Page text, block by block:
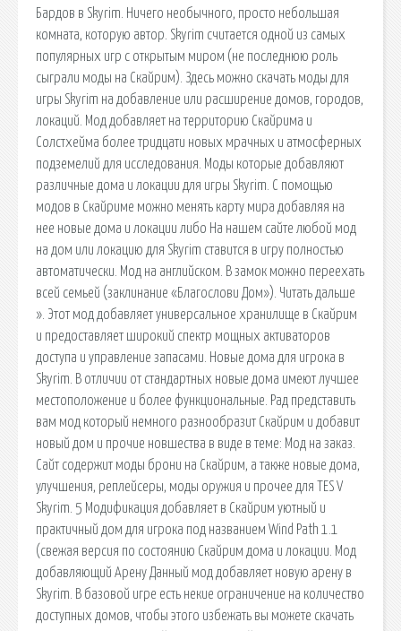
Бардов в Skyrim. Ничего необычного, просто небольшая
комната, которую автор. Skyrim считается одной из самых
популярных игр с открытым миром (не последнюю роль
сыграли моды на Скайрим). Здесь можно скачать моды для
игры Skyrim на добавление или расширение домов, городов,
локаций. Мод добавляет на территорию Скайрима и
Солстхейма более тридцати новых мрачных и атмосферных
подземелий для исследования. Моды которые добавляют
различные дома и локации для игры Skyrim. С помощью
модов в Скайриме можно менять карту мира добавляя на
нее новые дома и локации либо На нашем сайте любой мод
на дом или локацию для Skyrim ставится в игру полностью
автоматически. Мод на английском. В замок можно переехать
всей семьей (заклинание «Благослови Дом»). Читать дальше
». Этот мод добавляет универсальное хранилище в Скайрим
и предоставляет широкий спектр мощных активаторов
доступа и управление запасами. Новые дома для игрока в
Skyrim. В отличии от стандартных новые дома имеют лучшее
местоположение и более функциональные. Рад представить
вам мод который нeмного разнообразит Скайрим и добавит
новый дом и прочие новшества в виде в теме: Мод на заказ.
Сайт содержит моды брони на Скайрим, а также новые дома,
улучшения, реплейсеры, моды оружия и прочее для TES V
Skyrim. 5 Модификация добавляет в Скайрим уютный и
практичный дом для игрока под названием Wind Path 1.1
(свежая версия по состоянию Скайрим дома и локации. Мод
добавляющий Арену Данный мод добавляет новую арену в
Skyrim. В базовой игре есть некие ограничение на количество
доступных домов, чтобы этого избежать вы можете скачать